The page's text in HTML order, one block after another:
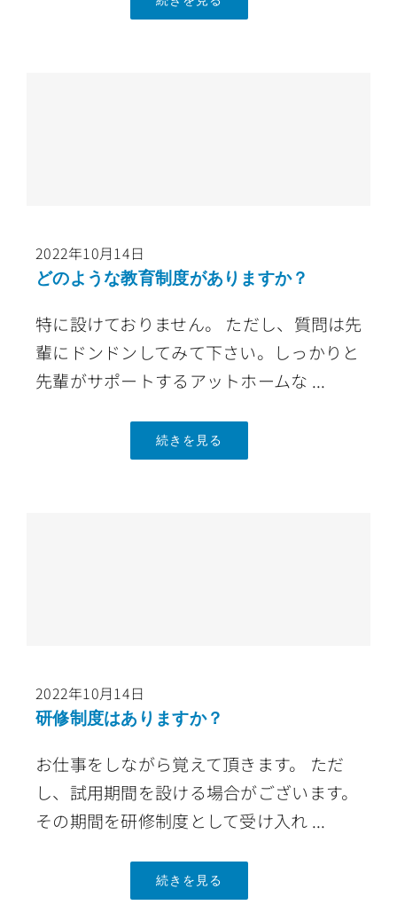
2022年10月14日
どのような教育制度がありますか？
特に設けておりません。 ただし、質問は先
輩にドンドンしてみて下さい。しっかりと
先輩がサポートするアットホームな ...
続きを見る
2022年10月14日
研修制度はありますか？
お仕事をしながら覚えて頂きます。 ただ
し、試用期間を設ける場合がございます。
その期間を研修制度として受け入れ ...
続きを見る